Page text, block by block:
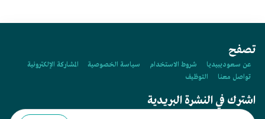
تصفح
عن سعوديبيديا شروط الاستخدام سياسة الخصوصية
المشاركة الإلكترونية
تواصل معنا
التوظيف
اشترك في النشرة البريدية